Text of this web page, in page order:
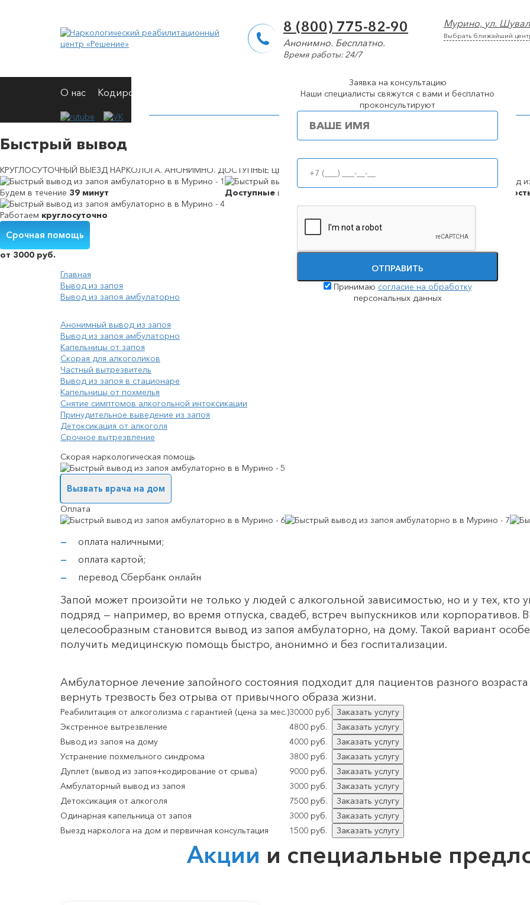
8 (800) 775-82-90
Анонимно. Бесплатно.
Время работы: 24/7
Мурино, ул.
Выбрать ближайший
О нас Кодирование Лечение алкоголизма Лечение наркомании
Быстрый вывод из запоя амбулаторно в в Мурино
КРУГЛОСУТОЧНЫЙ ВЫЕЗД НАРКОЛОГА. АНОНИМНО. ДОСТУПНЫЕ ЦЕНЫ.
Будем в течение 39 минут Доступные цены
Работаем круглосуточно
Срочная помощь
от 3000 руб.
Главная
Вывод из запоя
Вывод из запоя амбулаторно
Анонимный вывод из запоя
Вывод из запоя амбулаторно
Капельницы от запоя
Скорая для алкоголиков
Частный вытрезвитель
Вывод из запоя в стационаре
Капельницы от похмелья
Снятие симптомов алкогольной интоксикации
Принудительное выведение из запоя
Детоксикация от алкоголя
Срочное вытрезвление
Скорая наркологическая помощь
Вызвать врача на дом
Оплата
оплата наличными;
оплата картой;
перевод Сбербанк онлайн
Запой может произойти не только у людей с алкогольной зависимостью, но и у тех, кто
подряд — например, во время отпуска, свадеб, встреч выпускников или корпоративов. В
целесообразным становится вывод из запоя амбулаторно, на дому. Такой вариант
получить медицинскую помощь быстро, анонимно и без госпитализации.
Амбулаторное лечение запойного состояния подходит для пациентов разного возраста
вернуть трезвость без отрыва от привычного образа жизни.
Реабилитация от алкоголизма с гарантией (цена за мес.)30000 руб. Заказать услугу
Экстренное вытрезвление
4800 руб.
Заказать услугу
Вывод из запоя на дому
4000 руб.
Заказать услугу
Устранение похмельного синдрома
3800 руб.
Заказать услугу
Дуплет (вывод из запоя+кодирование от срыва)
9000 руб.
Заказать услугу
Амбулаторный вывод из запоя
3000 руб.
Заказать услугу
Детоксикация от алкоголя
7500 руб.
Заказать услугу
Одинарная капельница от запоя
3000 руб.
Заказать услугу
Выезд нарколога на дом и первичная консультация
1500 руб. Заказать услугу
Акции и специальные
Популярные города
Заявка на консультацию
Наши специалисты свяжутся с вами и бесплатно
проконсультируют
ОТПРАВИТЬ
Принимаю согласие на обработку
персональных данных